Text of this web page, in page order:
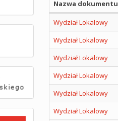
Nazwa dokumentu
Wydział Lokalowy
Wydział Lokalowy
Wydział Lokalowy
Wydział Lokalowy
Wydział Lokalowy
Wydział Lokalowy